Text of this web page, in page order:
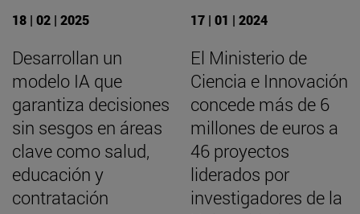
18 | 02 | 2025
Desarrollan un
modelo IA que
garantiza decisiones
sin sesgos en áreas
clave como salud,
educación y
contratación
17 | 01 | 2024
El Ministerio de
Ciencia e Innovación
concede más de 6
millones de euros a
46 proyectos
liderados por
investigadores de la